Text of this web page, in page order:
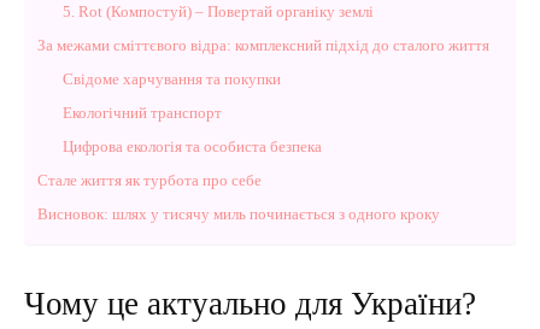
5. Rot (Компостуй) – Повертай органіку землі
За межами сміттєвого відра: комплексний підхід до сталого життя
Свідоме харчування та покупки
Екологічний транспорт
Цифрова екологія та особиста безпека
Стале життя як турбота про себе
Висновок: шлях у тисячу миль починається з одного кроку
Чому це актуально для України?